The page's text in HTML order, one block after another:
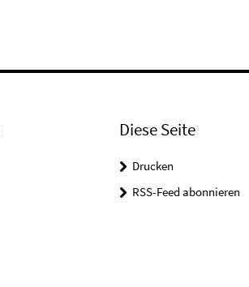
Diese Seite
Drucken
RSS-Feed abonnieren